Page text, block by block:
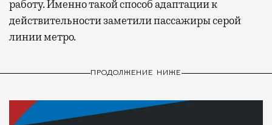
работу. Именно такой способ адаптации к
действительности заметили пассажиры серой
линии метро.
ПРОДОЛЖЕНИЕ НИЖЕ